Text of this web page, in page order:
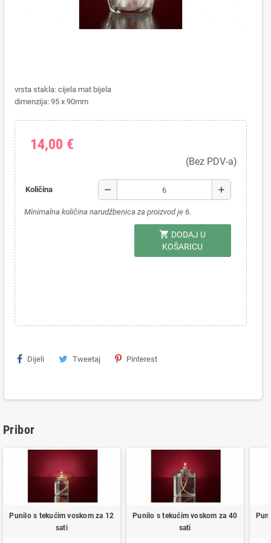
vrsta stakla: cijela mat bijela
dimenzija: 95 x 90mm
14,00 €
(Bez PDV-a)
Količina remove add
Minimalna količina narudžbenica za proizvod je 6.
shopping_cart DODAJ U
KOŠARICU
Dijeli Tweetaj Pinterest
Pribor
Punilo s tekućim voskom za 12
sati
Punilo s tekućim voskom za 40
sati